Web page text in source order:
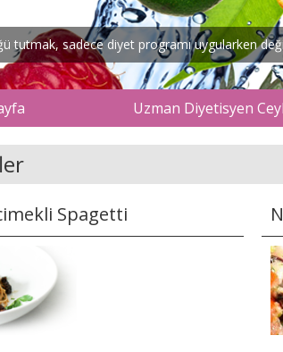
tutmak, sadece diyet programı uygularken
Uzman Diyetisyen
Spagetti